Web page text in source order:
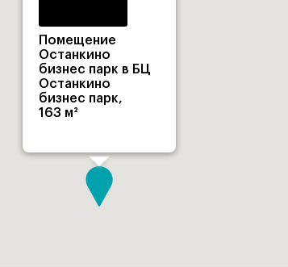
Помещение
Останкино
бизнес парк в БЦ
Останкино
бизнес парк,
163 м²